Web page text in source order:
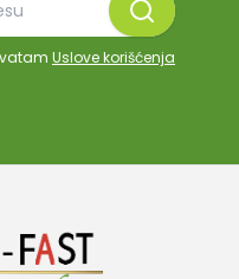
Uslove korišćenja